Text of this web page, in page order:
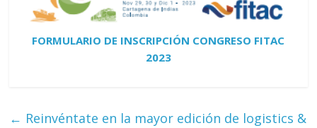
FORMULARIO DE INSCRIPCIÓN CONGRESO FITAC
2023
← Reinvéntate en la mayor edición de logistics &